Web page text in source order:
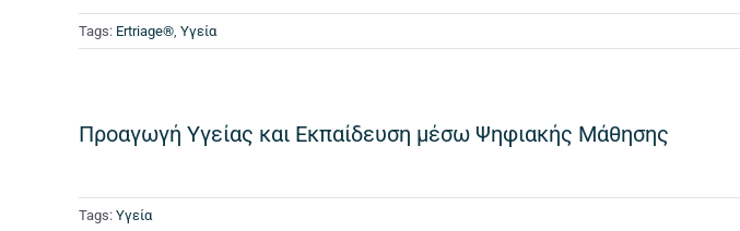
Tags: Ertriage®, Υγεία
Προαγωγή Υγείας και Εκπαίδευση μέσω Ψηφιακής Μάθησης
Tags: Υγεία